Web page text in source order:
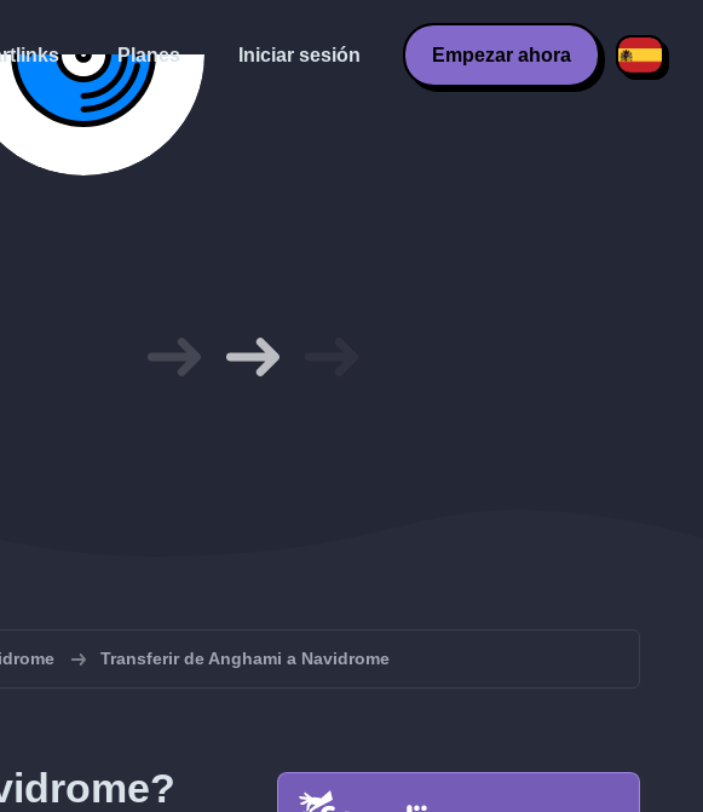
Planes Iniciar sesión Empezar ahora
Transferir de Anghami a Navidrome